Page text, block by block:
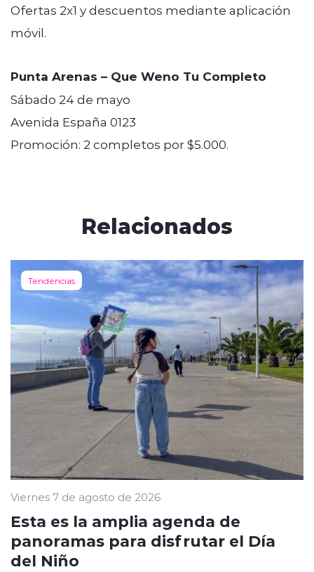
Ofertas 2x1 y descuentos mediante aplicación
móvil.
Punta Arenas – Que Weno Tu Completo
Sábado 24 de mayo
Avenida España 0123
Promoción: 2 completos por $5.000.
Relacionados
Tendencias
Viernes 7 de agosto de 2026
Esta es la amplia agenda de
panoramas para disfrutar el Día
del Niño